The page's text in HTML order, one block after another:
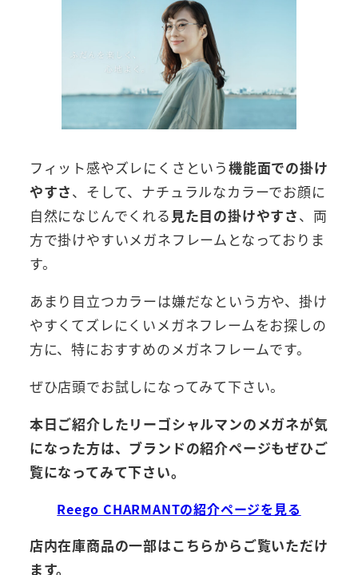
フィット感やズレにくさという機能面での掛け
やすさ、そして、ナチュラルなカラーでお顔に
自然になじんでくれる 見た目の掛けやすさ、両
方で掛けやすいメガネフレームとなっておりま
す。
あまり目立つカラーは嫌だなという方や、掛け
やすくてズレにくいメガネフレームをお探しの
方に、特におすすめのメガネフレームです。
ぜひ店頭でお試しになってみて下さい。
本日ご紹介したリーゴシャルマンのメガネが気
になった方は、ブランドの紹介ページもぜひご
覧になってみて下さい。
Reego CHARMANTの紹介ページを見る
店内在庫商品の一部はこちらからご覧いただけ
ます。